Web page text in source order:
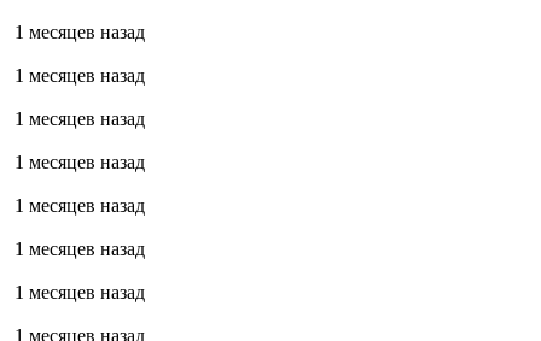
1 месяцев назад
1 месяцев назад
1 месяцев назад
1 месяцев назад
1 месяцев назад
1 месяцев назад
1 месяцев назад
1 месяцев назад